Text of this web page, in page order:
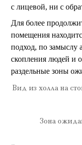
с лицевой, ни с
Для более
помещения
подход, по замыслу
скопления людей и
раздельные зоны
Вид из холла на
Зона